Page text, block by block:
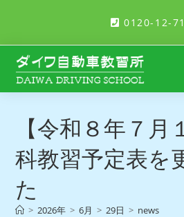
0120-12-
【令和８年７月
科教習予定表を
た
> 2026年 > 6月 > 29日 > news